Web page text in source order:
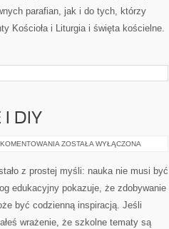
parafian, jak i do tych, którzy
Kościoła i Liturgia i święta kościelne.
I DIY
EKSPERYMENTY
ZOSTAŁA WYŁĄCZONA
z prostej myśli: nauka nie musi być
edukacyjny pokazuje, że zdobywanie
być codzienną inspiracją. Jeśli
wrażenie, że szkolne tematy są